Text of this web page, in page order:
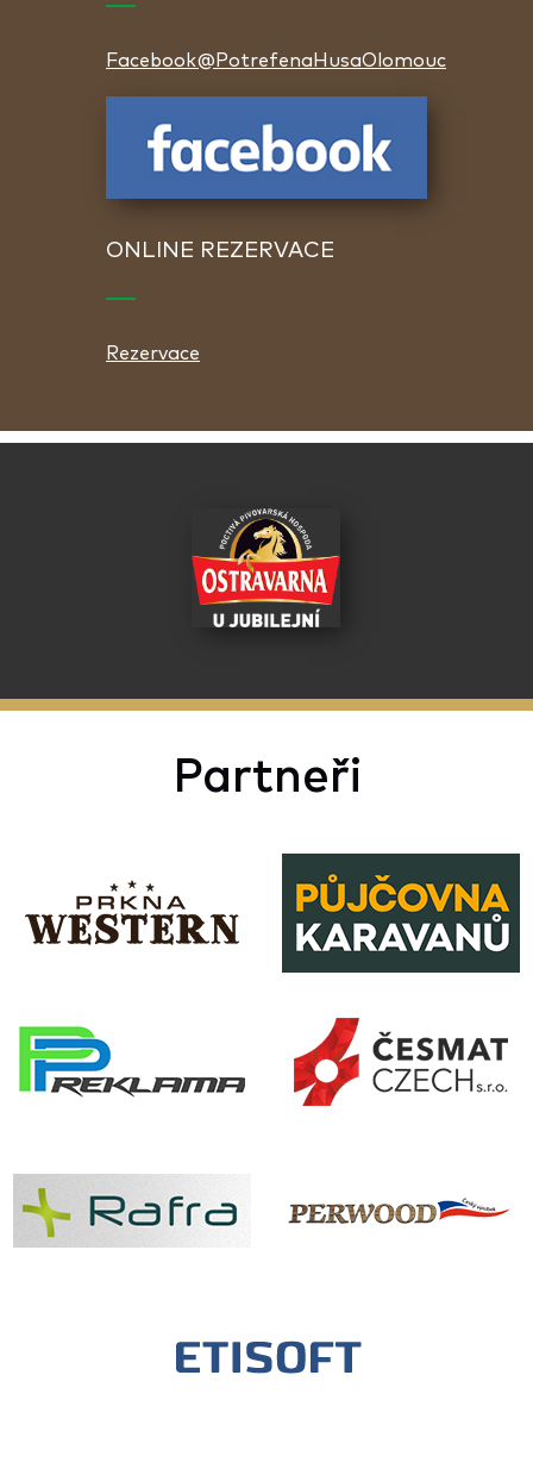
Facebook@PotrefenaHusaOlomouc
ONLINE REZERVACE
Rezervace
Partneři